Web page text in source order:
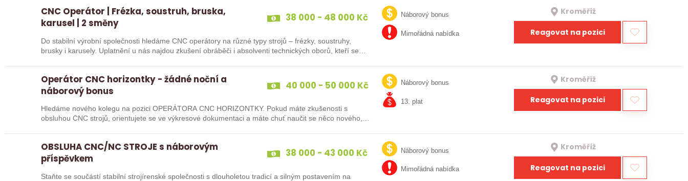
CNC Operátor | Frézka, soustruh, bruska,
karusel | 2 směny
38 000 - 48 000 Kč
Do stabilní výrobní společnosti hledáme CNC operátory na různé typy strojů – frézky, soustruhy,
brusky i karusely. Uplatnění u nás najdou zkušení obráběči i absolventi technických oborů, kteří se…
Náborový bonus
Mimořádná nabídka
Kroměříž
Reagovat na pozici
Operátor CNC horizontky - žádné noční a
náborový bonus
40 000 - 50 000 Kč
Hledáme nového kolegu na pozici OPERÁTORA CNC HORIZONTKY. Pokud máte zkušenosti s
obsluhou CNC strojů, orientujete se ve výkresové dokumentaci a máte chuť naučit se něco nového,
Náborový bonus
13. plat
Kroměříž
Reagovat na pozici
OBSLUHA CNC/NC STROJE s náborovým
příspěvkem
38 000 - 43 000 Kč
Staňte se součástí stabilní strojírenské společnosti s dlouholetou tradicí a silným postavením na
Náborový bonus
Mimořádná nabídka
Kroměříž
Reagovat na pozici